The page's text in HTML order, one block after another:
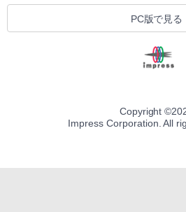
PC版で見る
Copyright ©
Impress Corporation. All